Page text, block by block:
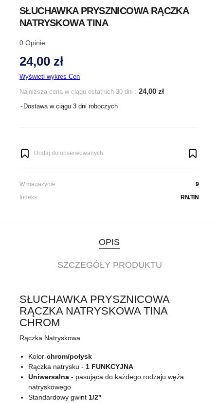
SŁUCHAWKA PRYSZNICOWA RĄCZKA
NATRYSKOWA TINA
0 Opinie
24,00 zł
Wyświetl wykres Cen
Najniższa cena w ciągu ostatnich 30 dni : 24,00 zł
Dostawa w ciągu 3 dni roboczych
Dodaj do obserwowanych
W magazynie
9
Indeks
RN.TIN
OPIS
SZCZEGÓŁY PRODUKTU
SŁUCHAWKA PRYSZNICOWA
RĄCZKA NATRYSKOWA TINA
CHROM
Rączka Natryskowa
Kolor-chrom/połysk
Rączka natrysku - 1 FUNKCYJNA
Uniwersalna- pasująca do każdego rodzaju węża
natryskowego
Standardowy gwint 1/2''